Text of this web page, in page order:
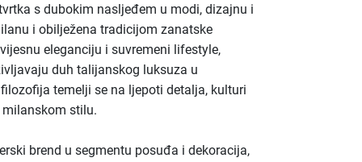
s dubokim nasljeđem u modi, dizajnu i
i obilježena tradicijom zanatske
eleganciju i suvremeni lifestyle,
duh talijanskog luksuza u
temelji se na ljepoti detalja, kulturi
stilu.
brend u segmentu posuđa i dekoracija,